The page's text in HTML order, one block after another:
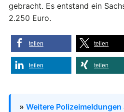
gebracht. Es entstand ein
2.250 Euro.
teilen teilen
teilen teilen
» Weitere Polizeimeldungen